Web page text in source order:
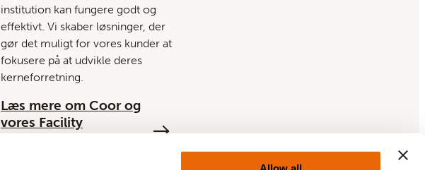
institution kan fungere godt og
effektivt. Vi skaber løsninger, der
gør det muligt for vores kunder at
fokusere på at udvikle deres
kerneforretning.
Læs mere om Coor og
vores Facility